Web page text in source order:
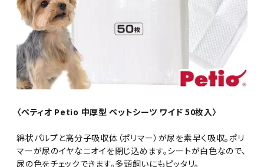
〈ペティオ Petio 中厚型 ペットシーツ ワイド 50枚入〉
綿状パルプと高分子吸収体（ポリマー）が尿を素早く吸収。ポリ
マーが尿のイヤなニオイを閉じ込めます。シートが白色なので、
尿の色をチェックできます。多頭飼いにもピッタリ。